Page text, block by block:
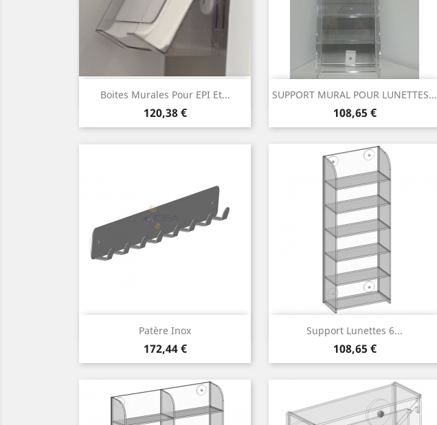
Boites Murales Pour EPI Et...
Prix
120,38 €
Aperçu rapide SUPPORT MURAL POUR LUNETTES...
Prix
108,65 €
Aperçu rapide
Patère Inox
Prix
172,44 €
Aperçu rapide Support Lunettes 6...
Prix
108,65 €
Aperçu rapide